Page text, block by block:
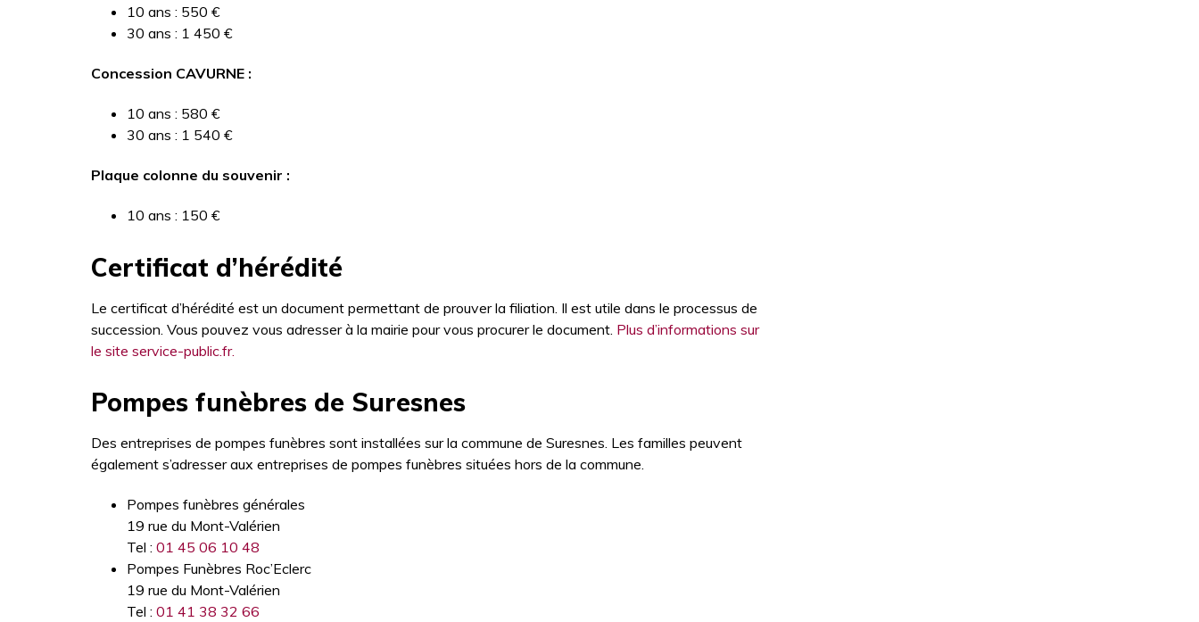
10 ans : 550 €
30 ans : 1 450 €
Concession CAVURNE :
10 ans : 580 €
30 ans : 1 540 €
Plaque colonne du souvenir :
10 ans : 150 €
Certificat d’hérédité
Le certificat d’hérédité est un document permettant de prouver la filiation. Il est utile dans le processus de
succession. Vous pouvez vous adresser à la mairie pour vous procurer le document. Plus d’informations sur
le site service-public.fr.
Pompes funèbres de Suresnes
Des entreprises de pompes funèbres sont installées sur la commune de Suresnes. Les familles peuvent
également s’adresser aux entreprises de pompes funèbres situées hors de la commune.
Pompes funèbres générales
19 rue du Mont-Valérien
Tel : 01 45 06 10 48
Pompes Funèbres Roc’Eclerc
19 rue du Mont-Valérien
Tel : 01 41 38 32 66